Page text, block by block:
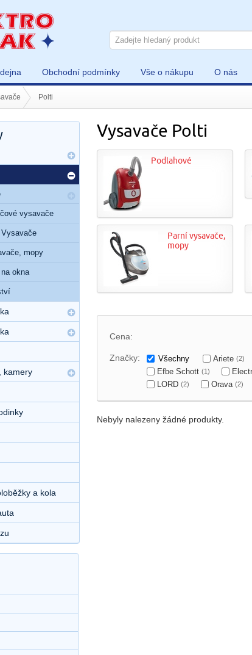
Obchodní podmínky Vše o nákupu O nás
Polti
Vysavače Polti
Podlahové
Parní vysavače,
mopy
Cena:
Značky: Všechny Ariete (2)
Efbe Schott (1)
LORD (2) Orava (2)
Nebyly nalezeny žádné produkty.
vysavače
Vysavače
mopy
okna
kamery
a kola